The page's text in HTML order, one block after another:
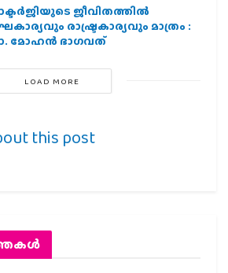
ജീവിതത്തിൽ
രാഷ്ട്രകാര്യവും മാത്രം :
മോഹൻ ഭാഗവത്
LOAD MORE
this post